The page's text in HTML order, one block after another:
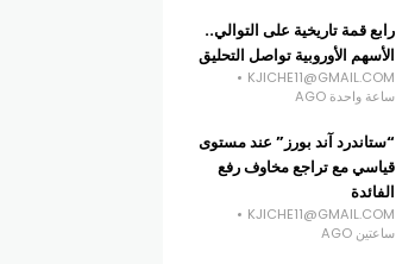
رابع قمة تاريخية على التوالي..
الأسهم الأوروبية تواصل التحليق
KJICHE11@GMAIL.COM
ساعة واحدة AGO
“ستاندرد آند بورز” عند مستوى
قياسي مع تراجع مخاوف رفع
الفائدة
KJICHE11@GMAIL.COM
ساعتين AGO